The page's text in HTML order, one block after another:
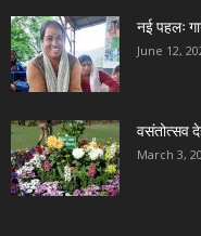
नई पहलः
June 12,
वसंतोत्सव
March 3,